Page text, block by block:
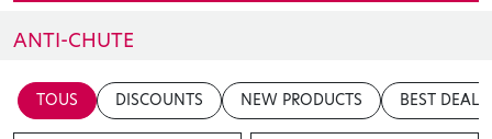
ANTI-CHUTE
en cliquant sur le bouton "Modifier le contenu"
TOUS DISCOUNTS NEW PRODUCTS BEST DEALS